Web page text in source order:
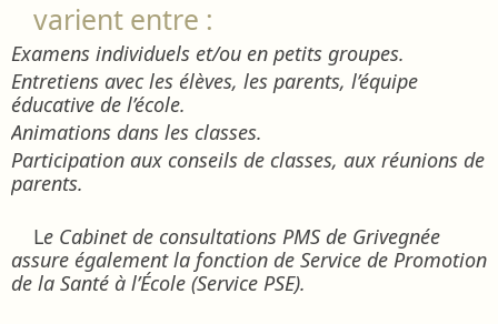
varient entre :
Examens individuels et/ou en petits groupes.
Entretiens avec les élèves, les parents, l’équipe
éducative de l’école.
Animations dans les classes.
Participation aux conseils de classes, aux réunions de
parents.
Le Cabinet de consultations PMS de Grivegnée
assure également la fonction de Service de Promotion
de la Santé à l’École (Service PSE).